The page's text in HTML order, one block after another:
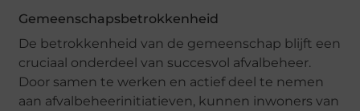
Gemeenschapsbetrokkenheid
De betrokkenheid van de gemeenschap blijft een
cruciaal onderdeel van succesvol afvalbeheer.
Door samen te werken en actief deel te nemen
aan afvalbeheerinitiatieven, kunnen inwoners van